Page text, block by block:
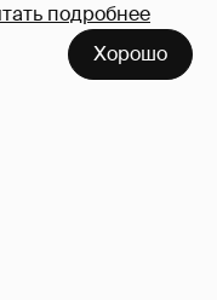
подробнее
Хорошо